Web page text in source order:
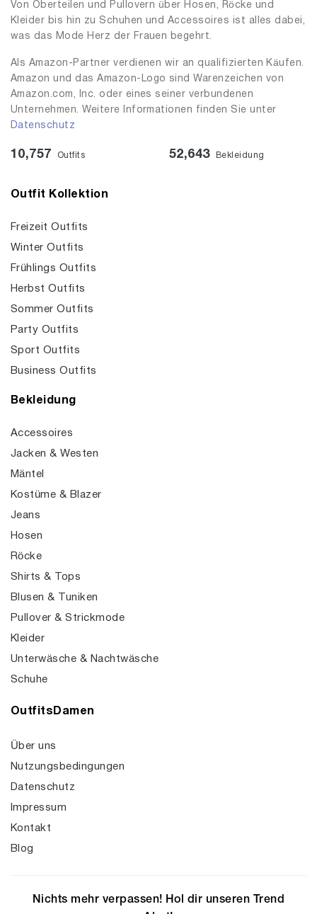
Von Oberteilen und Pullovern über Hosen, Röcke und
Kleider bis hin zu Schuhen und Accessoires ist alles dabei,
was das Mode Herz der Frauen begehrt.
Als Amazon-Partner verdienen wir an qualifizierten Käufen.
Amazon und das Amazon-Logo sind Warenzeichen von
Amazon.com, Inc. oder eines seiner verbundenen
Unternehmen. Weitere Informationen finden Sie unter
Datenschutz
10,757 Outfits 52,643 Bekleidung
Outfit Kollektion
Freizeit Outfits
Winter Outfits
Frühlings Outfits
Herbst Outfits
Sommer Outfits
Party Outfits
Sport Outfits
Business Outfits
Bekleidung
Accessoires
Jacken & Westen
Mäntel
Kostüme & Blazer
Jeans
Hosen
Röcke
Shirts & Tops
Blusen & Tuniken
Pullover & Strickmode
Kleider
Unterwäsche & Nachtwäsche
Schuhe
OutfitsDamen
Über uns
Nutzungsbedingungen
Datenschutz
Impressum
Kontakt
Blog
Nichts mehr verpassen! Hol dir unseren Trend